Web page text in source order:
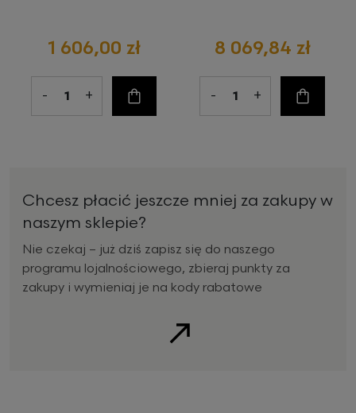
1 606,00 zł
- + Do koszyka
8 069,84 zł
- + Do
Chcesz płacić jeszcze mniej za zakupy w
naszym sklepie?
Nie czekaj – już dziś zapisz się do naszego
programu lojalnościowego, zbieraj punkty za
zakupy i wymieniaj je na kody rabatowe
Zobacz